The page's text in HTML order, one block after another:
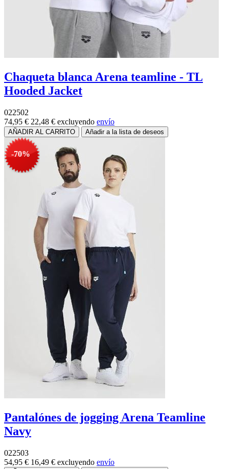
Chaqueta blanca Arena teamline - TL
Hooded Jacket
022502
74,95 € 22,48 € excluyendo envío
-70%
Pantalónes de jogging Arena Teamline
Navy
022503
54,95 € 16,49 € excluyendo envío